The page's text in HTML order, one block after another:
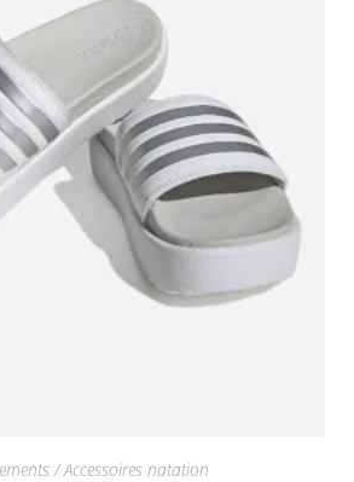
/ Accessoires natation